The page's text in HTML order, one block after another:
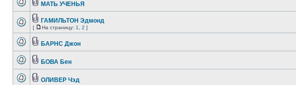
МАТЬ УЧЕНЬЯ
ГАМИЛЬТОН Эдмонд
[ На страницу: 1 2 ]
БАРНС Джон
БОВА Бен
ОЛИВЕР Чэд